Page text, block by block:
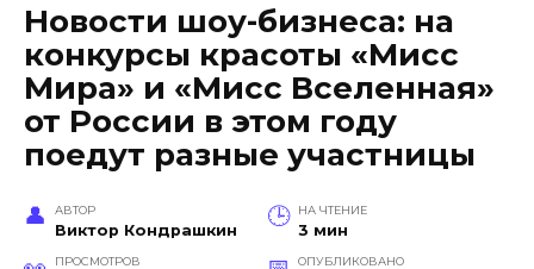
Новости шоу-бизнеса: на
конкурсы красоты «Мисс
Мира» и «Мисс Вселенная»
от России в этом году
поедут разные участницы
АВТОР
Виктор Кондрашкин
НА ЧТЕНИЕ
3 мин
ПРОСМОТРОВ ОПУБЛИКОВАНО